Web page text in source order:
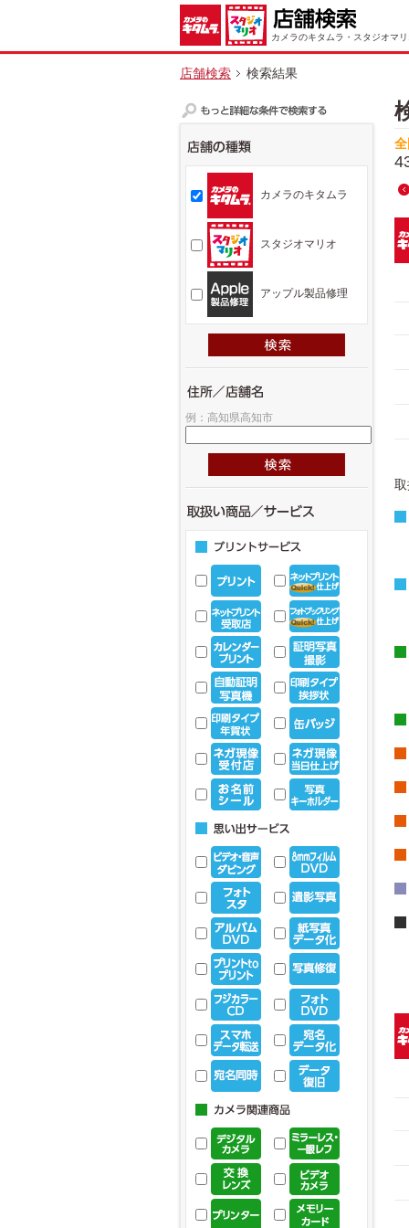
カメラのキタムラ・スタジオマ
店舗検索 検索結果
カメラのキタムラ
スタジオマリオ
アップル製品修理
例：高知県高知市